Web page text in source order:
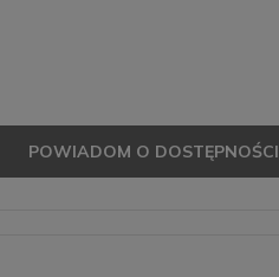
POWIADOM O DOSTĘPNOŚCI